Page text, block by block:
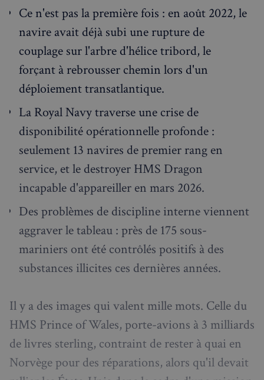
Ce n'est pas la première fois : en août 2022, le
navire avait déjà subi une rupture de
couplage sur l'arbre d'hélice tribord, le
forçant à rebrousser chemin lors d'un
déploiement transatlantique.
La Royal Navy traverse une crise de
disponibilité opérationnelle profonde :
seulement 13 navires de premier rang en
service, et le destroyer HMS Dragon
incapable d'appareiller en mars 2026.
Des problèmes de discipline interne viennent
aggraver le tableau : près de 175 sous-
mariniers ont été contrôlés positifs à des
substances illicites ces dernières années.
Il y a des images qui valent mille mots. Celle du
HMS Prince of Wales, porte-avions à 3 milliards
de livres sterling, contraint de rester à quai en
Norvège pour des réparations, alors qu'il devait